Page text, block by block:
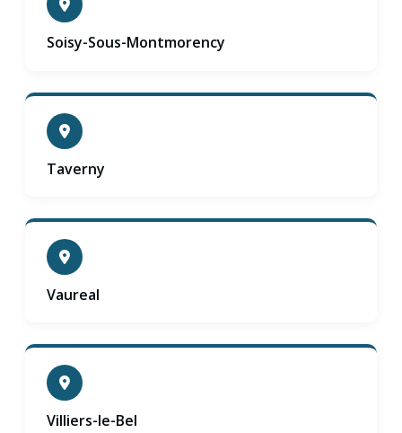
Soisy-Sous-Montmorency
Taverny
Vaureal
Villiers-le-Bel